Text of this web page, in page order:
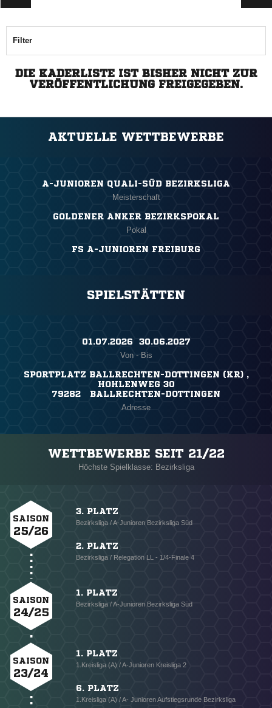
Filter
DIE KADERLISTE IST BISHER NICHT ZUR
VERÖFFENTLICHUNG FREIGEGEBEN.
AKTUELLE WETTBEWERBE
A-JUNIOREN QUALI-SÜD BEZIRKSLIGA
Meisterschaft
GOLDENER ANKER BEZIRKSPOKAL
Pokal
FS A-JUNIOREN FREIBURG
SPIELSTÄTTEN
01.07.2026 ​ 30.06.2027
Von - Bis
SPORTPLATZ BALLRECHTEN-DOTTINGEN (KR) ,
HOHLENWEG 30
79282 BALLRECHTEN-DOTTINGEN
Adresse
WETTBEWERBE SEIT 21/22
Höchste Spielklasse: Bezirksliga
SAISON
25/26
3. PLATZ
Bezirksliga / A-Junioren Bezirksliga Süd
2. PLATZ
Bezirksliga / Relegation LL - 1/4-Finale 4
SAISON
24/25
1. PLATZ
Bezirksliga / A-Junioren Bezirksliga Süd
SAISON
23/24
1. PLATZ
1.Kreisliga (A) / A-Junioren Kreisliga 2
6. PLATZ
1.Kreisliga (A) / A- Junioren Aufstiegsrunde Bezirksliga